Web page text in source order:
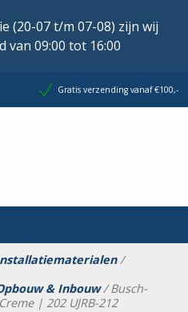
(20-07 t/m 07-08) zijn wij
van 09:00 tot 16:00
Gratis verzending vanaf €100,-
/
& Inbouw/ Busch-
| 202 UJRB-212